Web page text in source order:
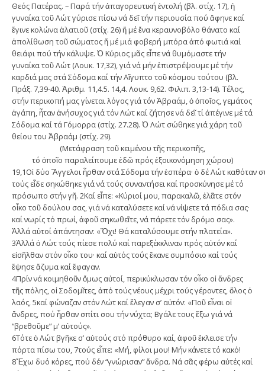
Θεός Πατέρας. – Παρά τήν ἀπαγορευτική ἐντολή (βλ. στίχ. 17), ἡ
γυναίκα τοῦ Λώτ γύρισε πίσω νά δεῖ τήν περιουσία πού ἄφηνε καί
ἔγινε κολώνα ἁλατιοῦ (στίχ. 26) ἤ μέ ἕνα κεραυνοβόλο θάνατο καί
ἀπολίθωση τοῦ σώματος ἤ μέ μιά φοβερή μπόρα ἀπό φωτιά καί
θειάφι πού τήν κάλυψε. Ὁ Κύριος μᾶς εἶπε νά θυμόμαστε τήν
γυναίκα τοῦ Λώτ (Λουκ. 17,32), γιά νά μήν ἐπιστρέψουμε μέ τήν
καρδιά μας στά Σόδομα καί τήν Αἴγυπτο τοῦ κόσμου τούτου (βλ.
Πράξ. 7,39-40. Ἀριθμ. 11,4.5. 14,4. Λουκ. 9,62. Φιλιπ. 3,13-14). Τέλος,
στήν περικοπή μας γίνεται λόγος γιά τόν Ἀβραάμ, ὁ ὁποῖος, γεμάτος
ἀγάπη, ἦταν ἀνήσυχος γιά τόν Λώτ καί ζήτησε νά δεῖ τί ἀπέγινε μέ τά
Σόδομα καί τά Γόμορρα (στίχ. 27.28). Ὁ Λώτ σώθηκε γιά χάρη τοῦ
θείου του Ἀβραάμ (στίχ. 29).
(Μετάφραση τοῦ κειμένου τῆς περικοπῆς,
τό ὁποῖο παραλείπουμε ἐδῶ πρός ἐξοικονόμηση χώρου)
19,1Οἱ δύο Ἄγγελοι ἦρθαν στά Σόδομα τήν ἑσπέρα· ὁ δέ Λώτ καθόταν
τούς εἶδε σηκώθηκε γιά νά τούς συναντήσει καί προσκύνησε μέ τό
πρόσωπο στήν γῆ. 2Καί εἶπε: «Κύριοί μου, παρακαλῶ, ἐλᾶτε στόν
οἶκο τοῦ δούλου σας, γιά νά καταλύσετε καί νά νίψετε τά πόδια σας·
καί νωρίς τό πρωί, ἀφοῦ σηκωθεῖτε, νά πάρετε τόν δρόμο σας».
Ἀλλά αὐτοί ἀπάντησαν: «Ὄχι! Θά καταλύσουμε στήν πλατεία».
3Ἀλλά ὁ Λώτ τούς πίεσε πολύ καί παρεξέκκλιναν πρός αὐτόν καί
εἰσῆλθαν στόν οἶκο του· καί αὐτός τούς ἔκανε συμπόσιο καί τούς
ἔψησε ἄζυμα καί ἔφαγαν.
4Πρίν νά κοιμηθοῦν ὅμως αὐτοί, περικύκλωσαν τόν οἶκο οἱ ἄνδρες
τῆς πόλης, οἱ Σοδομῖτες, ἀπό τούς νέους μέχρι τούς γέροντες, ὅλος ὁ
λαός, 5καί φώναζαν στόν Λώτ καί ἔλεγαν σ’ αὐτόν: «Ποῦ εἶναι οἱ
ἄνδρες, πού ἦρθαν σπίτι σου τήν νύχτα; Βγάλε τους ἔξω γιά νά
“βρεθοῦμε” μ’ αὐτούς».
6Τότε ὁ Λώτ βγῆκε σ’ αὐτούς στό πρόθυρο καί, ἀφοῦ ἔκλεισε τήν
πόρτα πίσω του, 7τούς εἶπε: «Μή, φίλοι μου! Μήν κάνετε τό κακό!
8Ἔχω δυό κόρες, πού δέν “γνώρισαν” ἄνδρα. Νά σᾶς φέρω αὐτές καί